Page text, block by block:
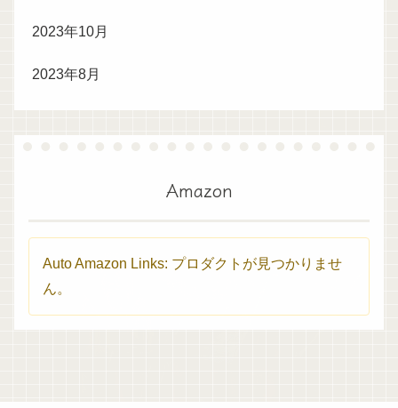
2023年10月
2023年8月
Amazon
Auto Amazon Links: プロダクトが見つかりませ
ん。